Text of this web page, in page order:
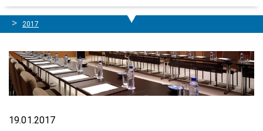
2017
19.01.2017